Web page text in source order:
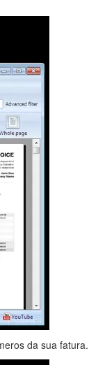
da sua fatura.